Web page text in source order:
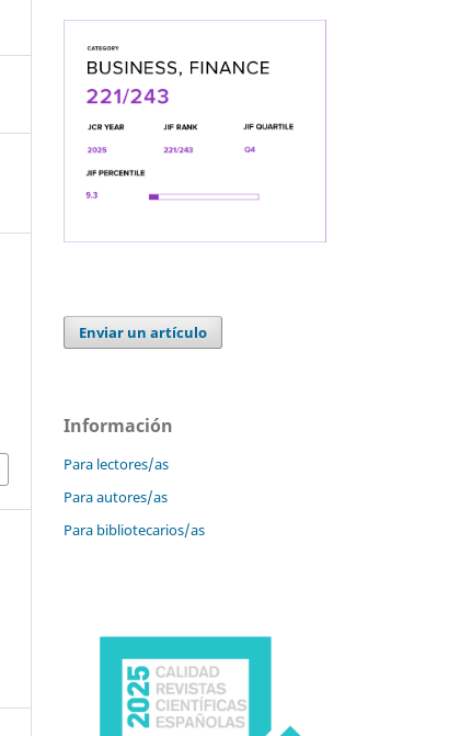
Enviar un artículo
Información
Para lectores/as
Para autores/as
Para bibliotecarios/as